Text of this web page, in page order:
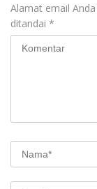
Alamat email
ditandai *